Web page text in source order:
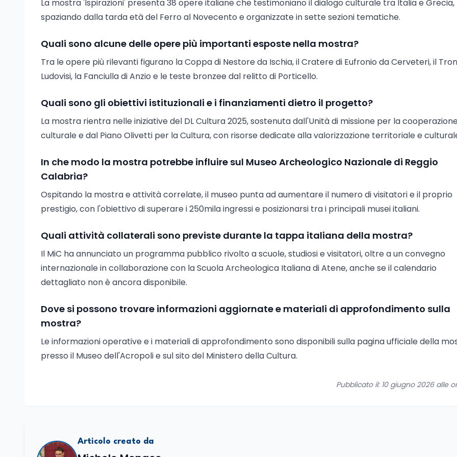
La mostra 'Ispirazioni' presenta 38 opere italiane che testimoniano il dialogo culturale tra Italia e Grecia,
spaziando dalla tarda età del Ferro al Novecento e organizzate in sette sezioni tematiche.
Quali sono alcune delle opere più importanti esposte nella mostra?
Tra le opere più rilevanti figurano la Coppa di Nestore da Ischia, il Cratere di Eufronio da Cerveteri, il
Ludovisi, la Fanciulla di Anzio e le teste bronzee dal relitto di Porticello.
Quali sono gli obiettivi istituzionali e i finanziamenti dietro il progetto?
La mostra rientra nelle iniziative del DL Cultura 2025, sostenuta dall'Unità di missione per la
culturale e dal Piano Olivetti per la Cultura, con risorse dedicate alla valorizzazione territoriale e
In che modo la mostra potrebbe influire sul Museo Archeologico Nazionale di Reggio
Calabria?
Ospitando la mostra e attività correlate, il museo punta ad aumentare il numero di visitatori e il proprio
prestigio, con l'obiettivo di superare i 250mila ingressi e posizionarsi tra i principali musei italiani.
Quali attività collaterali sono previste durante la tappa italiana della mostra?
Il MiC ha annunciato un programma pubblico rivolto a scuole, studiosi e visitatori, oltre a un convegno
internazionale in collaborazione con la Scuola Archeologica Italiana di Atene, anche se il calendario
dettagliato non è ancora disponibile.
Dove si possono trovare informazioni aggiornate e materiali di approfondimento sulla
mostra?
Le informazioni operative e i materiali di approfondimento sono disponibili sulla pagina ufficiale della
presso il Museo dell'Acropoli e sul sito del Ministero della Cultura.
Pubblicato il: 10 giugno 2026 alle
Articolo creato da